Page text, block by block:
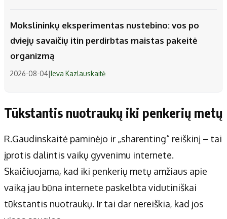
Mokslininkų eksperimentas nustebino: vos po
dviejų savaičių itin perdirbtas maistas pakeitė
organizmą
2026-08-04|Ieva Kazlauskaitė
Tūkstantis nuotraukų iki penkerių metų
R.Gaudinskaitė paminėjo ir „sharenting“ reiškinį – tai
įprotis dalintis vaikų gyvenimu internete.
Skaičiuojama, kad iki penkerių metų amžiaus apie
vaiką jau būna internete paskelbta vidutiniškai
tūkstantis nuotraukų. Ir tai dar nereiškia, kad jos